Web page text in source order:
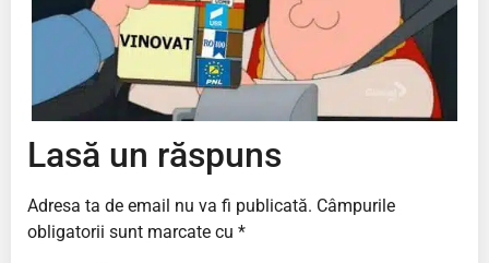
Lasă un răspuns
Adresa ta de email nu va fi publicată. Câmpurile
obligatorii sunt marcate cu *